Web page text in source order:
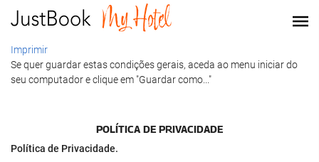
Imprimir
Se quer guardar estas condições gerais, aceda ao menu iniciar do
seu computador e clique em "Guardar como..."
POLÍTICA DE PRIVACIDADE
Política de Privacidade.